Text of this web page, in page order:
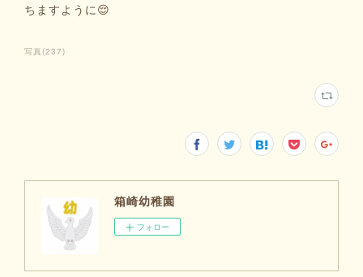
ちますように😌
写真 (237)
箱崎幼稚園
フォロー